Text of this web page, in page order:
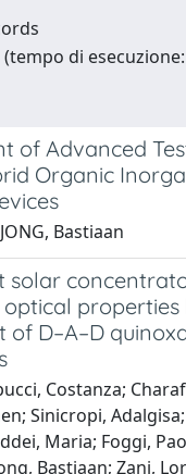
di
of Advanced
Organic
Bastiaan
solar
properties
of D–A–D
Costanza;
Sinicropi,
Maria; Foggi,
Bastiaan; Zani,